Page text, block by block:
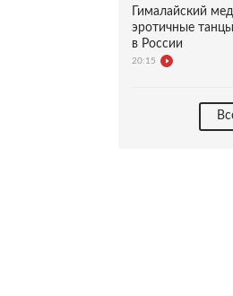
Гималайский
эротичные
в России
20:15